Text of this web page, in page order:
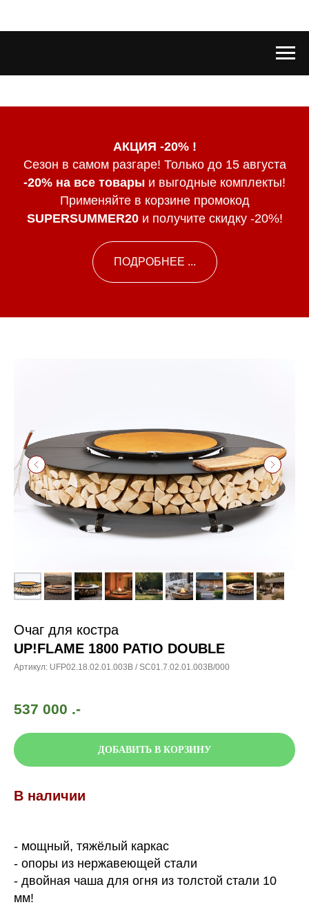
АКЦИЯ -20% !
Сезон в самом разгаре! Только до 15 августа
-20% на все товары и выгодные комплекты!
Применяйте в корзине промокод
SUPERSUMMER20и получите скидку -20%!
ПОДРОБНЕЕ ...
Очаг для костра
UP!FLAME 1800 PATIO DOUBLE
Артикул: UFP02.18.02.01.003B / SC01.7.02.01.003B/000
537 000 .-
ДОБАВИТЬ В КОРЗИНУ
В наличии
- мощный, тяжёлый каркас
- опоры из нержавеющей стали
- двойная чаша для огня из толстой стали 10
мм!